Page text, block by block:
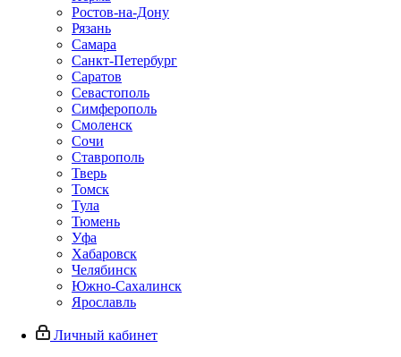
Ростов-на-Дону
Рязань
Самара
Санкт-Петербург
Саратов
Севастополь
Симферополь
Смоленск
Сочи
Ставрополь
Тверь
Томск
Тула
Тюмень
Уфа
Хабаровск
Челябинск
Южно-Сахалинск
Ярославль
Личный кабинет